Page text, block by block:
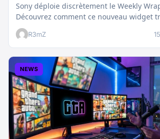
Sony déploie discrètement le Weekly
Découvrez comment ce nouveau widget
dashboard et booste votre suivi…
R3mZ
NEWS